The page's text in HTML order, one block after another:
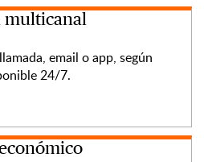
multicanal
email o app, según
24/7.